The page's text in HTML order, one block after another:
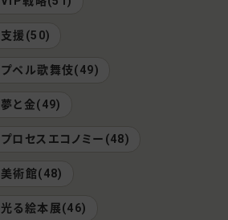
支援(50)
プペル歌舞伎(49)
夢と金(49)
プロセスエコノミー(48)
美術館(48)
光る絵本展(46)